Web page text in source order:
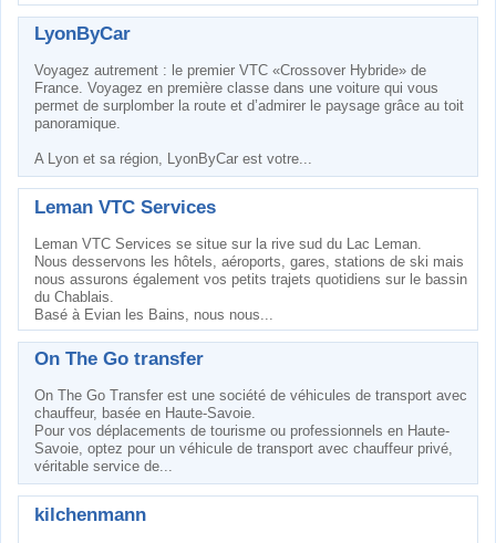
LyonByCar
Voyagez autrement : le premier VTC «Crossover Hybride» de
France. Voyagez en première classe dans une voiture qui vous
permet de surplomber la route et d’admirer le paysage grâce au toit
panoramique.
A Lyon et sa région, LyonByCar est votre...
Leman VTC Services
Leman VTC Services se situe sur la rive sud du Lac Leman.
Nous desservons les hôtels, aéroports, gares, stations de ski mais
nous assurons également vos petits trajets quotidiens sur le bassin
du Chablais.
Basé à Evian les Bains, nous nous...
On The Go transfer
On The Go Transfer est une société de véhicules de transport avec
chauffeur, basée en Haute-Savoie.
Pour vos déplacements de tourisme ou professionnels en Haute-
Savoie, optez pour un véhicule de transport avec chauffeur privé,
véritable service de...
kilchenmann